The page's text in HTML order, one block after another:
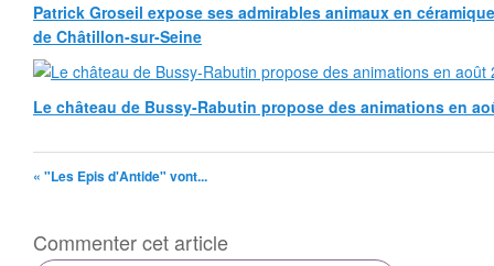
Patrick Groseil expose ses admirables animaux en
de Châtillon-sur-Seine
Le château de Bussy-Rabutin propose des animations en
« "Les Epis d'Antide" vont...
Commenter cet article